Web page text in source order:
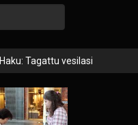
Haku: Tagattu vesilasi